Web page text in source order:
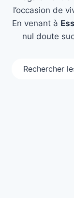
l’occasion de
En venant à
nul doute